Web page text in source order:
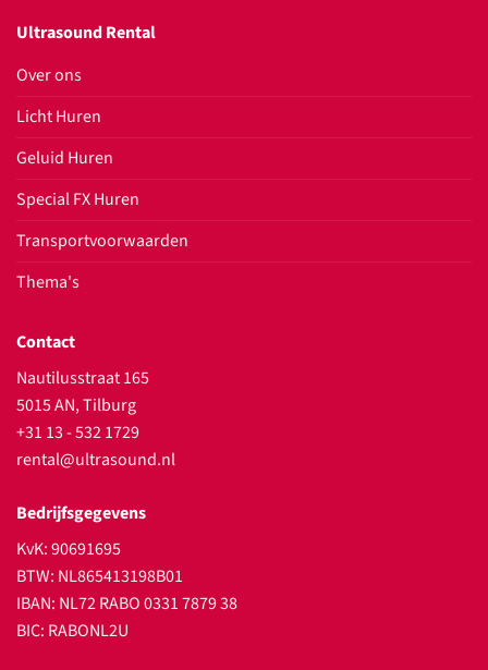
Ultrasound Rental
Over ons
Licht Huren
Geluid Huren
Special FX Huren
Transportvoorwaarden
Thema's
Contact
Nautilusstraat 165
5015 AN, Tilburg
+31 13 - 532 1729
rental@ultrasound.nl
Bedrijfsgegevens
KvK: 90691695
BTW: NL865413198B01
IBAN: NL72 RABO 0331 7879 38
BIC: RABONL2U